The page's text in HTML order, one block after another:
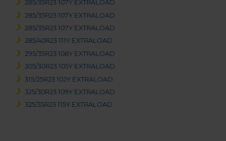
285/35R23 107Y EXTRALOAD
285/35R23 107Y EXTRALOAD
285/35R23 107Y EXTRALOAD
285/40R23 111Y EXTRALOAD
295/35R23 108Y EXTRALOAD
305/30R23 105Y EXTRALOAD
315/25R23 102Y EXTRALOAD
325/30R23 109Y EXTRALOAD
325/35R23 115Y EXTRALOAD